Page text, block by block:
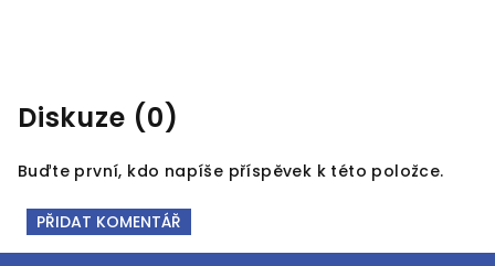
Diskuze (0)
Buďte první, kdo napíše příspěvek k této položce.
PŘIDAT KOMENTÁŘ